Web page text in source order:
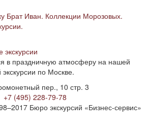
Брат Иван. Коллекции Морозовых.
экскурсии
в праздничную атмосферу на нашей
по Москве.
пер., 10 стр. 3
+7 (495) 228-79-78
Бюро экскурсий «Бизнес-сервис»